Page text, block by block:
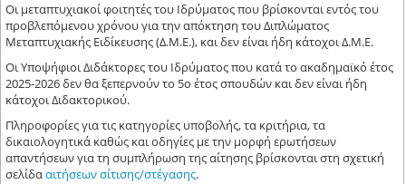
Οι μεταπτυχιακοί φοιτητές του Ιδρύματος που βρίσκονται εντός του
προβλεπόμενου χρόνου για την απόκτηση του Διπλώματος
Μεταπτυχιακής Ειδίκευσης (Δ.Μ.Ε.), και δεν είναι ήδη κάτοχοι Δ.Μ.Ε.
Οι Υποψήφιοι Διδάκτορες του Ιδρύματος που κατά το ακαδημαϊκό έτος
2025-2026 δεν θα ξεπερνούν το 5ο έτος σπουδών και δεν είναι ήδη
κάτοχοι Διδακτορικού.
Πληροφορίες για τις κατηγορίες υποβολής, τα κριτήρια, τα
δικαιολογητικά καθώς και οδηγίες με την μορφή ερωτήσεων
απαντήσεων για τη συμπλήρωση της αίτησης βρίσκονται στη σχετική
σελίδααιτήσεων σίτισης/στέγασης.